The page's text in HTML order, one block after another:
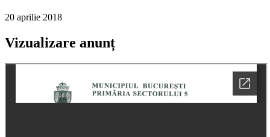
20 aprilie 2018
Vizualizare anunț